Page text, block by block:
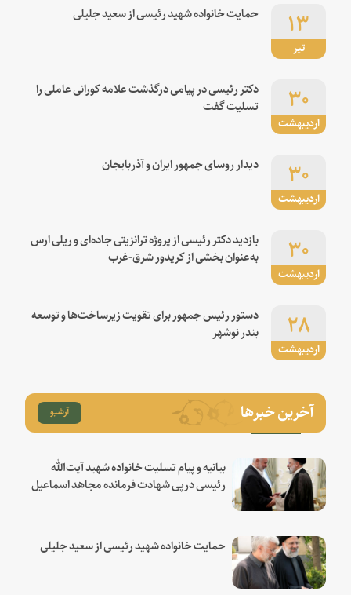
تیر
۱۳ حمایت خانواده شهید رئیسی از سعید جلیلی
اردیبهشت
۳۰
دکتر رئیسی در پیامی درگذشت علامه کورانی عاملی را
تسلیت گفت
اردیبهشت
۳۰ دیدار روسای جمهور ایران و آذربایجان
اردیبهشت
۳۰
بازدید دکتر رئیسی از پروژه ترانزیتی جاده‌ای و ریلی ارس
به‌عنوان بخشی از کریدور شرق-غرب
اردیبهشت
۲۸
دستور رئیس جمهور برای تقویت زیرساخت‌ها و توسعه
بندر نوشهر
آخرین خبرها آرشیو
بیانیه و پیام تسلیت خانواده شهید آیت‌الله
رئیسی درپی شهادت فرمانده مجاهد اسماعیل
حمایت خانواده شهید رئیسی از سعید جلیلی